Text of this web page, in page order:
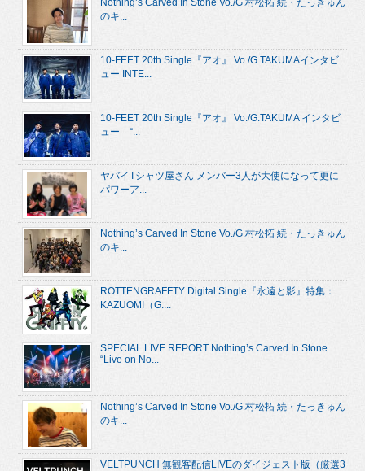
のキ...
10-FEET 20th Single『アオ』 Vo./G.TAKUMAインタビ
ュー INTE...
10-FEET 20th Single『アオ』 Vo./G.TAKUMA インタビ
ュー “...
ヤバイTシャツ屋さん メンバー3人が大使になって更に
パワーア...
Nothing’s Carved In Stone Vo./G.村松拓 続・たっきゅん
のキ...
ROTTENGRAFFTY Digital Single『永遠と影』特集：
KAZUOMI（G....
SPECIAL LIVE REPORT Nothing’s Carved In Stone
“Live on No...
Nothing’s Carved In Stone Vo./G.村松拓 続・たっきゅん
のキ...
VELTPUNCH 無観客配信LIVEのダイジェスト版（厳選3